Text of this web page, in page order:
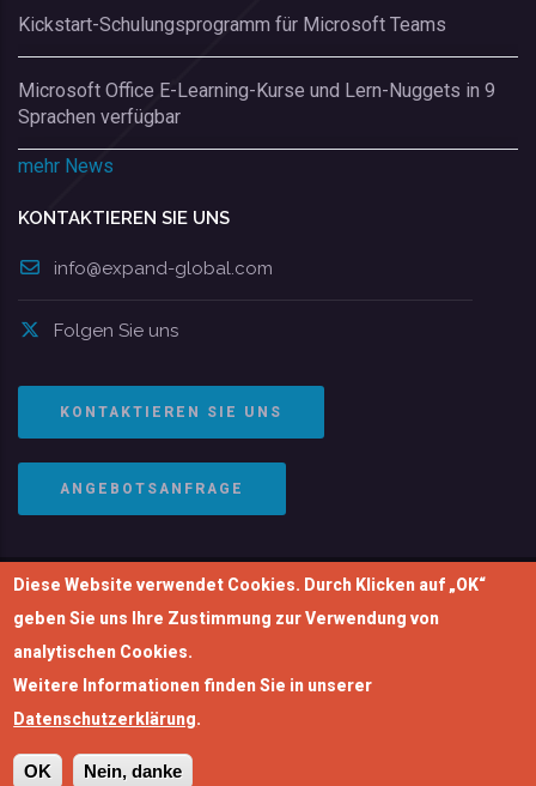
Kickstart-Schulungsprogramm für Microsoft Teams
Microsoft Office E-Learning-Kurse und Lern-Nuggets in 9
Sprachen verfügbar
mehr News
KONTAKTIEREN SIE UNS
info@expand-global.com
Folgen Sie uns
KONTAKTIEREN SIE UNS
ANGEBOTSANFRAGE
© Copyright 2004-2026 | EXPAND Global GmbH. Alle
Rechte vorbehalten.
Impressum| Datenschutzerklärung
Diese Website verwendet Cookies. Durch Klicken auf „OK“
geben Sie uns Ihre Zustimmung zur Verwendung von
analytischen Cookies.
Weitere Informationen finden Sie in unserer
Datenschutzerklärung.
OK Nein, danke